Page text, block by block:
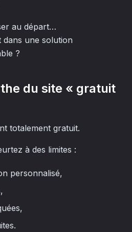
au départ…
dans une solution
?
du site « gratuit
totalement gratuit.
à des limites :
personnalisé,